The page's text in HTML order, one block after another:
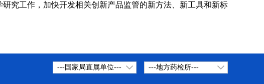
究工作，加快开发相关创新产品监管的新方法、新工具和新标
---地方药检所---
---国家局直属单位---